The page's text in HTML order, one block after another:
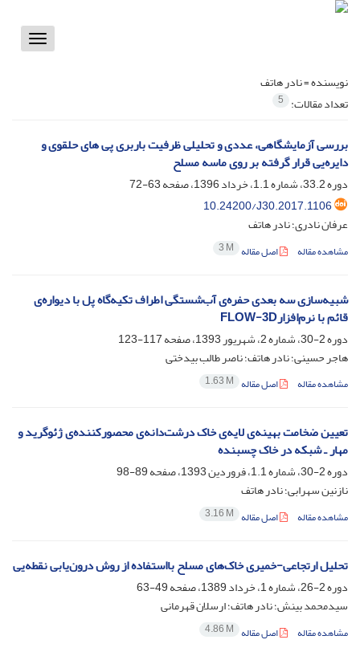
Toggle
نویسنده =نادر هاتف
تعداد مقالات: 5
بررسی آزمایشگاهی، عددی و تحلیلی ظرفیت باربری پی های حلقوی و
دایره‌یی قرار گرفته بر روی ماسه مسلح
دوره 33.2، شماره 1.1، خرداد 1396، صفحه
63-72
10.24200/J30.2017.1106
عرفان نادری؛ نادر هاتف
مشاهده مقاله اصل مقاله 3 M
شبیه‌سازی سه بعدی حفره‌ی آب‌شستگی اطراف تکیه‌گاه پل با دیواره‌ی
قائم با نرم‌افزارFLOW-3D
دوره 2-30، شماره 2، شهریور 1393، صفحه
117-123
هاجر حسینی؛ نادر هاتف؛ ناصر طالب بیدختی
مشاهده مقاله اصل مقاله 1.63 M
تعیین ضخامت بهینه‌ی لایه‌ی خاک درشت‌دانه‌ی محصورکننده‌ی ژئوگرید و
مهار ـ شبکه در خاک چسبنده
دوره 2-30، شماره 1.1، فروردین 1393، صفحه
89-98
نازنین سهرابی؛ نادر هاتف
مشاهده مقاله اصل مقاله 3.16 M
تحلیل ارتجاعی-خمیری خاک‌های مسلح بااستفاده از روش درون‌یابی نقطه‌یی
دوره 2-26، شماره 1، خرداد 1389، صفحه
49-63
سیدمحمد بینش؛ نادر هاتف؛ ارسلان قهرمانی
مشاهده مقاله اصل مقاله 4.86 M